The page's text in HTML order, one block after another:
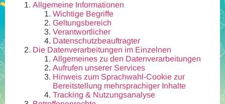
Allgemeine Informationen
Wichtige Begriffe
Geltungsbereich
Verantwortlicher
Datenschutzbeauftragter
Die Datenverarbeitungen im Einzelnen
Allgemeines zu den Datenverarbeitungen
Aufrufen unserer Services
Hinweis zum Sprachwahl-Cookie zur
Bereitstellung mehrsprachiger Inhalte
Tracking & Nutzungsanalyse